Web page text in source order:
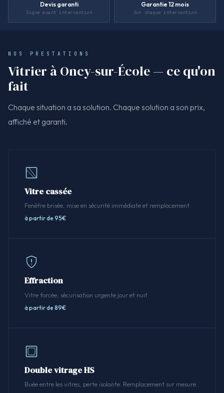
Devis garanti
Signé avant intervention
Garantie 12 mois
Sur chaque intervention
NOS PRESTATIONS
Vitrier à Oncy-sur-École — ce qu'on
fait
Chaque situation a sa solution. Chaque solution a son prix,
affiché et garanti.
Vitre cassée
Fenêtre brisée, mise en sécurité immédiate et remplacement.
à partir de 95€
Effraction
Vitre forcée, sécurisation urgente jour et nuit.
à partir de 89€
Double vitrage HS
Buée entre les vitres, perte isolante. Remplacement sur mesure.